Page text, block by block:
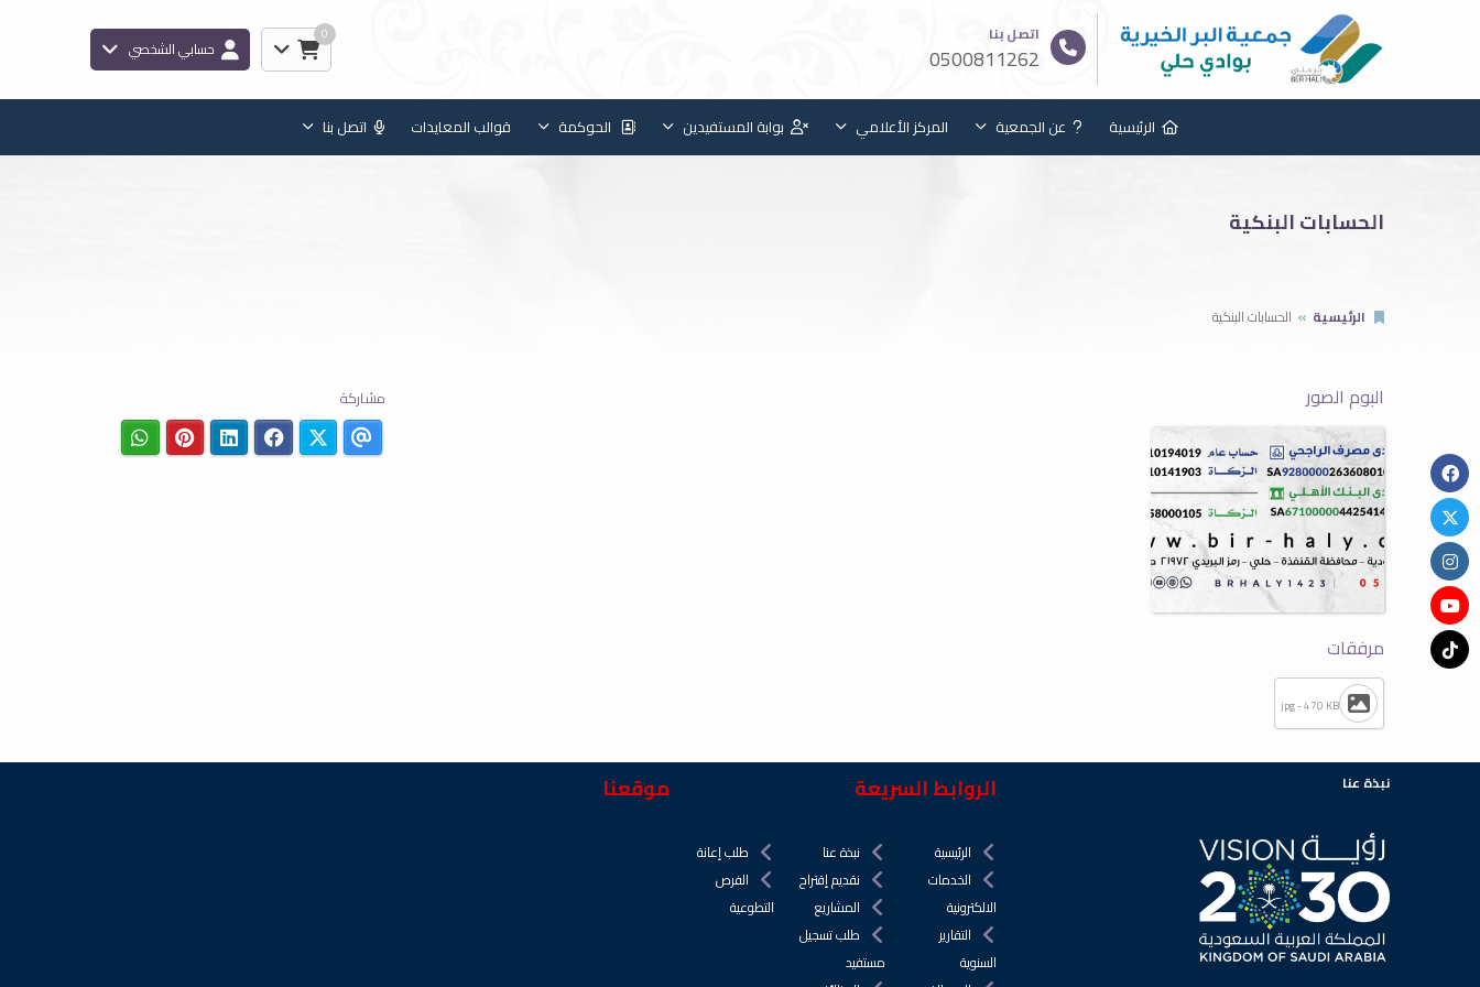
اتصل بنا
0500811262
0
حسابي الشخصي
الرئيسية عن الجمعية المركز الأعلامي بوابة المستفيدين الحوكمة قوالب المعايدات اتصل بنا
الحسابات البنكية
الرئيسية الحسابات البنكية
البوم الصور
مرفقات
jpg - 470 KB
مشاركة
نبذة عنا الروابط السريعة
الرئيسية
الخدمات
الالكترونية
التقارير
السنوية
نبذة عنا
نقديم إقتراح
المشاريع
طلب تسجيل
مستفيد
طلب إعانة
الفرص
التطوعية
موقعنا